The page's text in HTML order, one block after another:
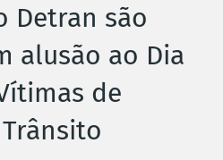
Detran são
alusão ao Dia
de